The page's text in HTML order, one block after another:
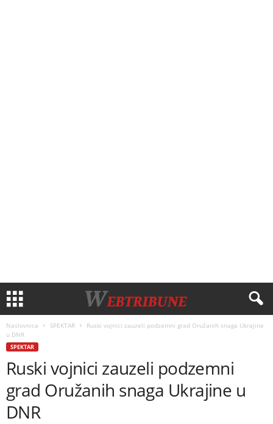
Naslovnica SPEKTAR
Ruski vojnici zauzeli podzemni grad Oružanih snaga Ukrajine
u DNR
SPEKTAR
Ruski vojnici zauzeli podzemni
grad Oružanih snaga Ukrajine u
DNR